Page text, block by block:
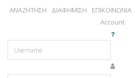
ΑΝΑΖΗΤΗΣΗ ΔΙΑΦΗΜΙΣΗ ΕΠΙΚΟΙΝΩΝΙΑ
Account